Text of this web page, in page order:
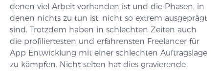
denen viel Arbeit vorhanden ist und die Phasen, in
denen nichts zu tun ist, nicht so extrem ausgeprägt
sind. Trotzdem haben in schlechten Zeiten auch
die profiliertesten und erfahrensten Freelancer für
App Entwicklung mit einer schlechten Auftragslage
zu kämpfen. Nicht selten hat dies gravierende